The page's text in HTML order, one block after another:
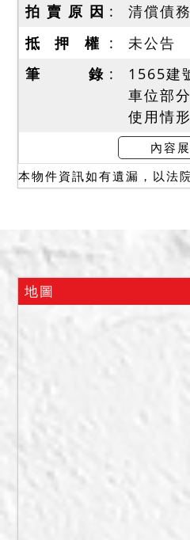
拍 賣 原 因
清償債務
抵 押 權
未公告
筆 錄
1565建
車位部
使用情形
114年9
政人員
門，屋
時即有
13樓起
之外梯
17樓平
屋突，
17樓平
內容
本物件資訊如有遺漏，以法
地圖